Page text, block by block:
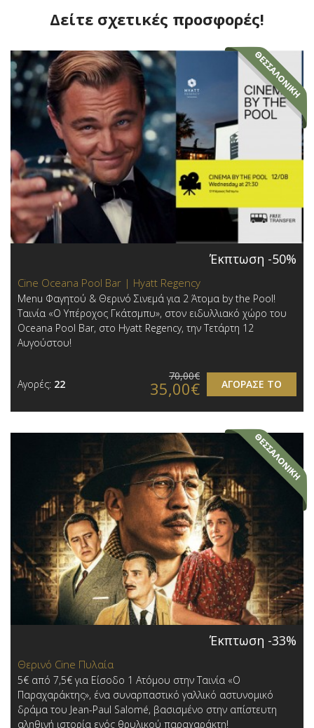
Δείτε σχετικές προσφορές!
Έκπτωση -50%
Cine Oceana Pool Bar | Hyatt Regency
Menu Φαγητού & Θερινό Σινεμά για 2 Άτομα by the Pool!
Ταινία «Ο Υπέροχος Γκάτσμπυ», στον ειδυλλιακό χώρο του
Oceana Pool Bar, στο Hyatt Regency, την Τετάρτη 12
Αυγούστου!
Αγορές: 22 ΑΓΟΡΑΣΕ ΤΟ
70,00€
35,00€
Έκπτωση -33%
Θερινό Cine Πυλαία
5€ από 7,5€ για Είσοδο 1 Ατόμου στην Ταινία «Ο
Παραχαράκτης», ένα συναρπαστικό γαλλικό αστυνομικό
δράμα του Jean-Paul Salomé, βασισμένο στην απίστευτη
αληθινή ιστορία ενός θρυλικού παραχαράκτη!